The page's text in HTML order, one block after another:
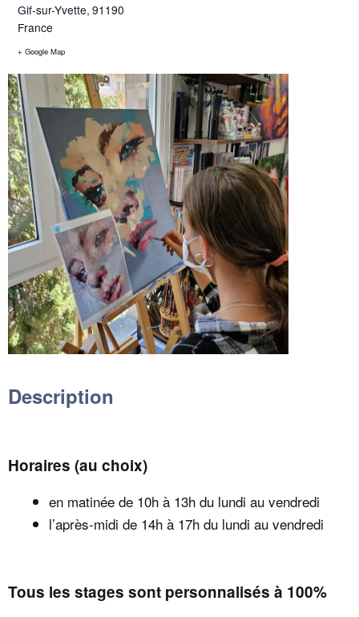
Gif-sur-Yvette, 91190
France
+ Google Map
Description
Horaires (au choix)
en matinée de 10h à 13h du lundi au vendredi
l’après-midi de 14h à 17h du lundi au vendredi
Tous les stages sont personnalisés à 100%